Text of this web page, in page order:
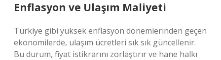
Enflasyon ve Ulaşım Maliyeti
Türkiye gibi yüksek enflasyon dönemlerinden geçen
ekonomilerde, ulaşım ücretleri sık sık güncellenir.
Bu durum, fiyat istikrarını zorlaştırır ve hane halkı